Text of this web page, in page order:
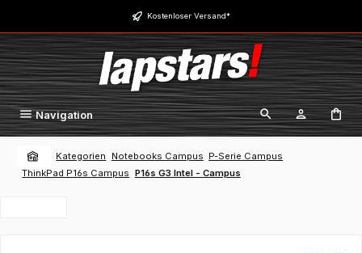
Zum Hauptinhalt springen Kostenloser Versand*
Navigation
Kategorien Notebooks Campus P-Serie Campus
ThinkPad P16s Campus P16s G3 Intel - Campus